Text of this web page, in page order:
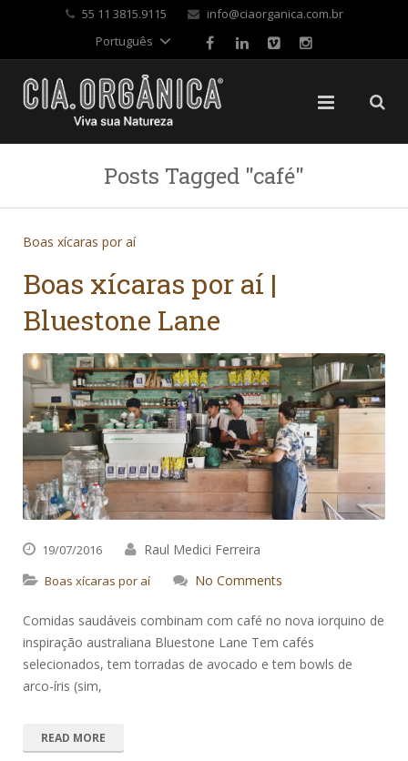
55 11 3815.9115
info@ciaorganica.com.br
Português
Posts Tagged "café"
Boas xícaras por aí
Boas xícaras por aí |
Bluestone Lane
19/07/2016 Raul Medici Ferreira
Boas xícaras por aí No Comments
Comidas saudáveis combinam com café no nova iorquino de
inspiração australiana Bluestone Lane Tem cafés
selecionados, tem torradas de avocado e tem bowls de
arco-íris (sim,
READ MORE